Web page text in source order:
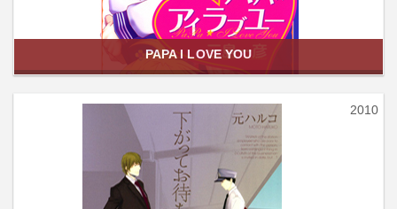
PAPA I LOVE YOU
2010